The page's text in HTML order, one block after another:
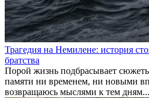
Трагедия на Немилене: история
братства
Порой жизнь подбрасывает
памяти ни временем, ни новыми
возвращаюсь мыслями к тем дням...